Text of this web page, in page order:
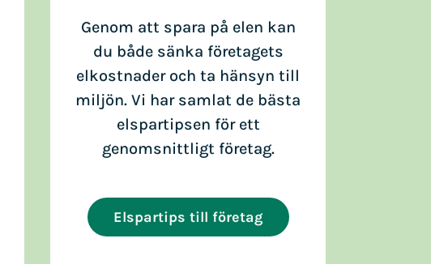
Genom att spara på elen kan
du både sänka företagets
elkostnader och ta hänsyn till
miljön. Vi har samlat de bästa
elspartipsen för ett
genomsnittligt företag.
Elspartips till företag